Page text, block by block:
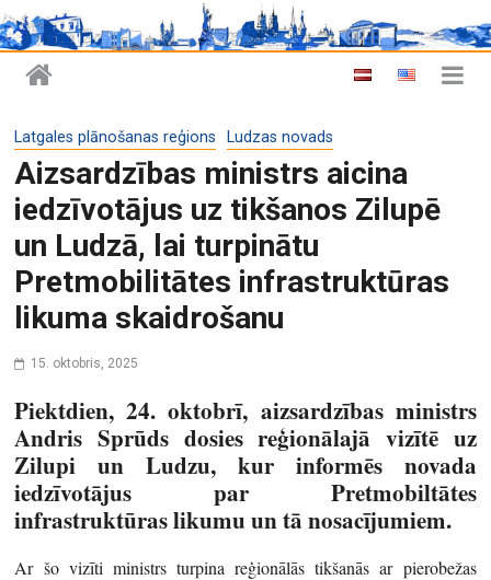
Latgales plānošanas reģions Ludzas novads
Aizsardzības ministrs aicina
iedzīvotājus uz tikšanos Zilupē
un Ludzā, lai turpinātu
Pretmobilitātes infrastruktūras
likuma skaidrošanu
15. oktobris, 2025
Piektdien, 24. oktobrī, aizsardzības ministrs
Andris Sprūds dosies reģionālajā vizītē uz
Zilupi un Ludzu, kur informēs novada
iedzīvotājus par Pretmobiltātes
infrastruktūras likumu un tā nosacījumiem.
Ar šo vizīti ministrs turpina reģionālās tikšanās ar pierobežas